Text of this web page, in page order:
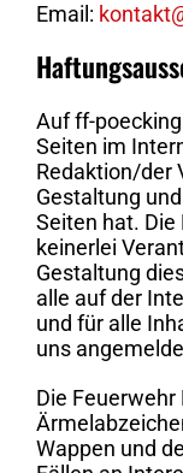
Email:
Auf ff-
Seiten im
Redaktion/der
Gestaltung
Seiten hat.
keinerlei
Gestaltung
alle auf der
und für alle
uns
Die
Wappen und